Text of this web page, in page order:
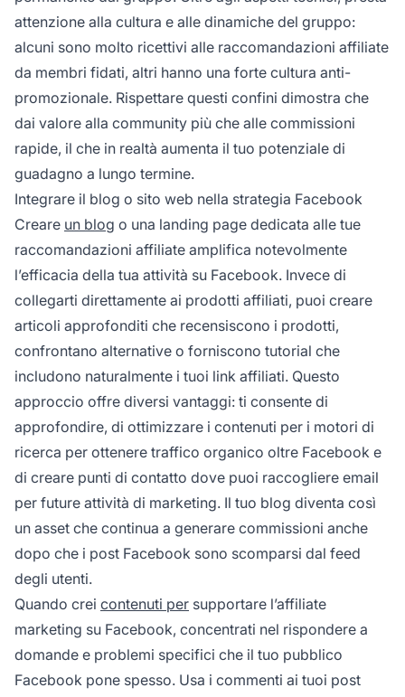
attenzione alla cultura e alle dinamiche del gruppo:
alcuni sono molto ricettivi alle raccomandazioni affiliate
da membri fidati, altri hanno una forte cultura anti-
promozionale. Rispettare questi confini dimostra che
dai valore alla community più che alle commissioni
rapide, il che in realtà aumenta il tuo potenziale di
guadagno a lungo termine.
Integrare il blog o sito web nella strategia Facebook
Creare un blog o una landing page dedicata alle tue
raccomandazioni affiliate amplifica notevolmente
l’efficacia della tua attività su Facebook. Invece di
collegarti direttamente ai prodotti affiliati, puoi creare
articoli approfonditi che recensiscono i prodotti,
confrontano alternative o forniscono tutorial che
includono naturalmente i tuoi link affiliati. Questo
approccio offre diversi vantaggi: ti consente di
approfondire, di ottimizzare i contenuti per i motori di
ricerca per ottenere traffico organico oltre Facebook e
di creare punti di contatto dove puoi raccogliere email
per future attività di marketing. Il tuo blog diventa così
un asset che continua a generare commissioni anche
dopo che i post Facebook sono scomparsi dal feed
degli utenti.
Quando crei contenuti per supportare l’affiliate
marketing su Facebook, concentrati nel rispondere a
domande e problemi specifici che il tuo pubblico
Facebook pone spesso. Usa i commenti ai tuoi post